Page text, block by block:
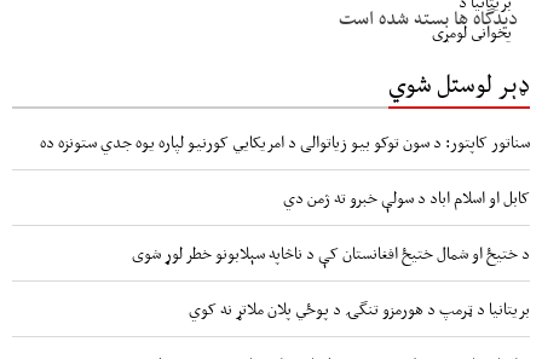
دیدگاه ها بسته شده است
ډېر لوستل شوي
سناتور کاپتور: د سون توکو بیو زیاتوالی د امریکایي کورنیو لپاره یوه جدي ستونزه ده
کابل او اسلام اباد د سولې خبرو ته ژمن دي
د ختیځ او شمال ختیځ افغانستان کې د ناڅاپه سېلابونو خطر لوړ شوی
بریتانیا د ټرمپ د هورمزو تنگۍ د پوځي پلان ملاتړ نه کوي